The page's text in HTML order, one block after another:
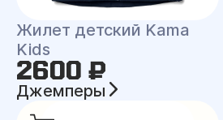
Жилет детский Kama
Kids
2600 ₽
Джемперы